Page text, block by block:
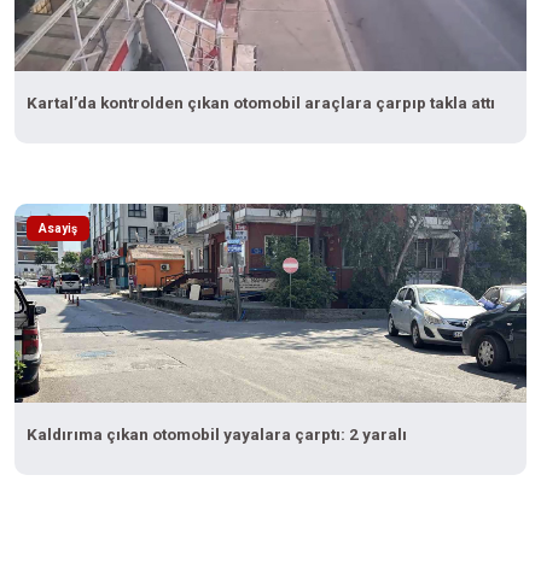
Kartal’da kontrolden çıkan otomobil araçlara çarpıp takla attı
Asayiş
Kaldırıma çıkan otomobil yayalara çarptı: 2 yaralı